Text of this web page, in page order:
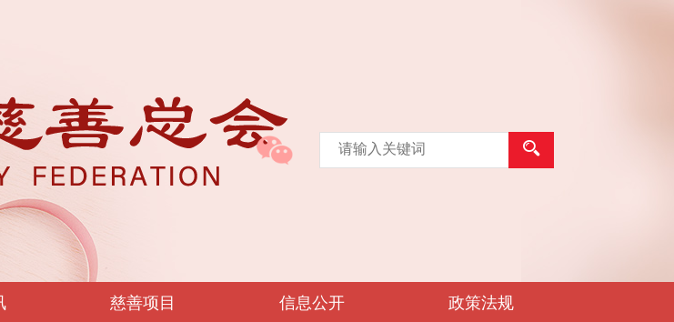
慈善项目 信息公开 政策法规